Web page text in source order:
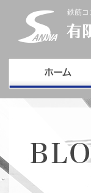
鉄筋コ